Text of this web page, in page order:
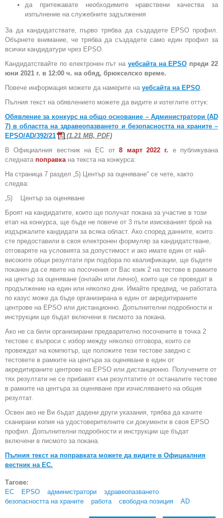
да притежавате необходимите нравствени качества за
изпълнение на служебните задължения
За да кандидатствате, първо трябва да създадете EPSO профил.
Обърнете внимание, че трябва да създадете само един профил за
всички кандидатури чрез EPSO.
Кандидатствайте по електронен път на уебсайта на EPSO преди 22
юни 2021 г. в 12:00 ч. на обяд, брюкселско време.
Повече информация можете да намерите на уебсайта на EPSO.
Пълния текст на обявлението можете да видите и изтеглите оттук:
Обявление за конкурс на общо основание – Администратори (AD
7) в областта на здравеопазването и безопасността на храните –
EPSO/AD/392/21
(1.21 MB, PDF)
В Официалния вестник на ЕС от8 март 2022 г. е публикувана
следната поправкана текста на конкурса:
На страница 7 раздел „5) Център за оценяване“ се чете, както
следва:
„5) Център за оценяване
Броят на кандидатите, които ще получат покана за участие в този
етап на конкурса, ще бъде не повече от 3 пъти изискваният брой на
издържалите кандидати за всяка област. Ако според данните, които
сте предоставили в своя електронен формуляр за кандидатстване,
отговаряте на условията за допустимост и ако имате един от най-
високите общи резултати при подбора по квалификации, ще бъдете
поканен да се явите на посочения от Вас език 2 на тестове в рамките
на център за оценяване (онлайн или лично), които ще се проведат в
продължение на един или няколко дни. Имайте предвид, че работата
по казус може да бъде организирана в един от акредитираните
центрове на EPSO или дистанционно. Допълнителни подробности и
инструкции ще бъдат включени в писмото за покана.
Ако не са били организирани предварително посочените в точка 2
тестове с въпроси с избор между няколко отговора, които се
провеждат на компютър, ще положите тези тестове заедно с
тестовете в рамките на центъра за оценяване в един от
акредитираните центрове на EPSO или дистанционно. Получените от
тях резултати не се прибавят към резултатите от останалите тестове
в рамките на центъра за оценяване при изчисляването на общия
резултат.
Освен ако не Ви бъдат дадени други указания, трябва да качите
сканирани копия на удостоверителните си документи в своя EPSO
профил. Допълнителни подробности и инструкции ще бъдат
включени в писмото за покана.
Пълния текст на поправката можете да видите в Официалния
вестник на ЕС.
Тагове:
ЕС
EPSO администратори
здравеопазването
безопасността на храните
работа свободна позиция AD